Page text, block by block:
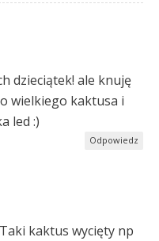
dzieciątek! ale knuję
wielkiego kaktusa i
led :)
Odpowiedz
kaktus wycięty np